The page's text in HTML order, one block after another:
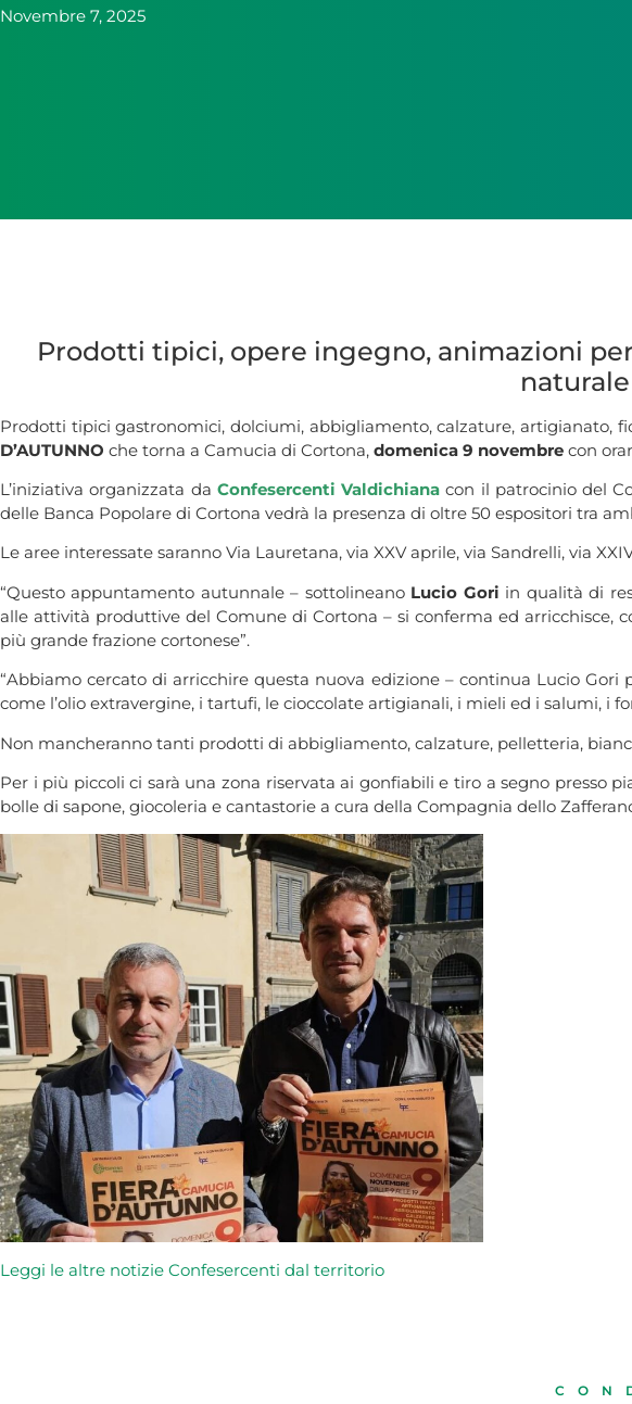
Novembre 7, 2025
Prodotti tipici, opere ingegno, animazioni
Prodotti tipici gastronomici, dolciumi, abbigliamento, calzature, artigianato,
D’AUTUNNO che torna a Camucia di Cortona, domenica 9 novembre con
L’iniziativa organizzata da Confesercenti Valdichiana con il patrocinio del
delle Banca Popolare di Cortona vedrà la presenza di oltre 50 espositori tra
Le aree interessate saranno Via Lauretana, via XXV aprile, via Sandrelli, via
“Questo appuntamento autunnale – sottolineano Lucio Gori in qualità di
alle attività produttive del Comune di Cortona – si conferma ed arricchisce,
più grande frazione cortonese”.
“Abbiamo cercato di arricchire questa nuova edizione – continua Lucio
come l’olio extravergine, i tartufi, le cioccolate artigianali, i mieli ed i salumi, i
Non mancheranno tanti prodotti di abbigliamento, calzature, pelletteria,
Per i più piccoli ci sarà una zona riservata ai gonfiabili e tiro a segno presso
bolle di sapone, giocoleria e cantastorie a cura della Compagnia dello
L eggi le altre notizie Confesercenti dal territorio